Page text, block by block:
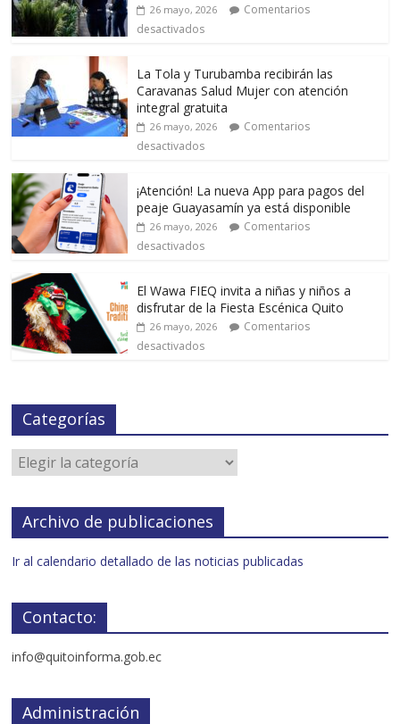
26 mayo, 2026
Comentarios
desactivados
La Tola y Turubamba recibirán las
Caravanas Salud Mujer con atención
integral gratuita
26 mayo, 2026
Comentarios
desactivados
¡Atención! La nueva App para pagos del
peaje Guayasamín ya está disponible
26 mayo, 2026
Comentarios
desactivados
El Wawa FIEQ invita a niñas y niños a
disfrutar de la Fiesta Escénica Quito
26 mayo, 2026
Comentarios
desactivados
Categorías
Archivo de publicaciones
Ir al calendario detallado de las noticias publicadas
Contacto:
info@quitoinforma.gob.ec
Administración